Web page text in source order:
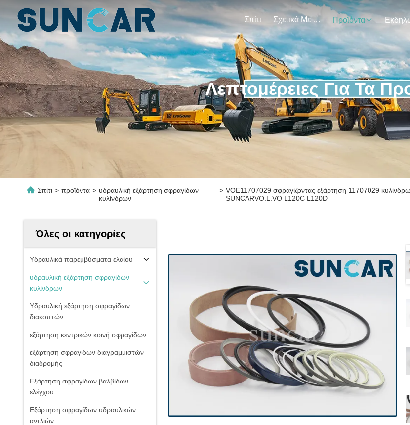
Σπίτι Σχετικά Με Εμάς Προϊόντα
Λεπτομέρειες Για Τα
Σπίτι > προϊόντα > υδραυλική εξάρτηση σφραγίδων
κυλίνδρων
> VOE11707029 σφραγίζοντας εξάρτηση 11707029
SUNCARVO.L.VO L120C L120D
Όλες οι κατηγορίες
Υδραυλικά παρεμβύσματα ελαίου
υδραυλική εξάρτηση σφραγίδων
κυλίνδρων
Υδραυλική εξάρτηση σφραγίδων
διακοπτών
εξάρτηση κεντρικών κοινή σφραγίδων
εξάρτηση σφραγίδων διαγραμμιστών
διαδρομής
Εξάρτηση σφραγίδων βαλβίδων
ελέγχου
Εξάρτηση σφραγίδων υδραυλικών
αντλιών